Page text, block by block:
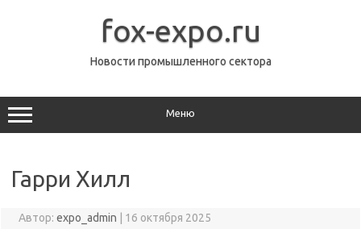
fox-expo.ru
Новости промышленного сектора
Меню
Гарри Хилл
Автор: expo_admin 16 октября 2025